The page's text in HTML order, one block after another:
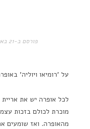
פורסם ב-21 באפריל 2016
על 'רומיאו ויוליה'
לכל אופרה יש את
מוכרת לכולם בזכות
מהאופרה. ואז שומעים